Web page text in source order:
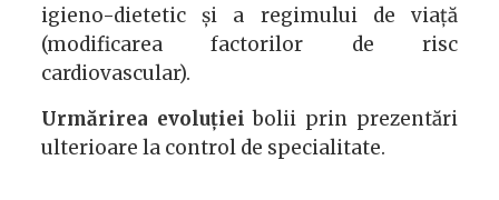
igieno-dietetic și a regimului de viață
(modificarea factorilor de risc
cardiovascular).
Urmărirea evoluției bolii prin prezentări
ulterioare la control de specialitate.